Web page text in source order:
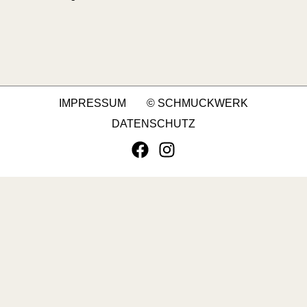
IMPRESSUM
© SCHMUCKWERK
DATENSCHUTZ